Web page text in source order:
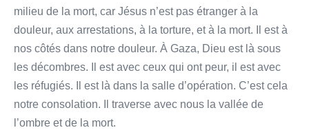
milieu de la mort, car Jésus n’est pas étranger à la
douleur, aux arrestations, à la torture, et à la mort. Il est à
nos côtés dans notre douleur. À Gaza, Dieu est là sous
les décombres. Il est avec ceux qui ont peur, il est avec
les réfugiés. Il est là dans la salle d’opération. C’est cela
notre consolation. Il traverse avec nous la vallée de
l’ombre et de la mort.